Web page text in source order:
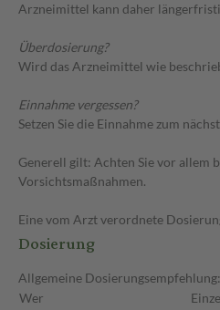
Arzneimittel kann daher
Überdosierung?
Wird das Arzneimittel wie
Einnahme vergessen?
Setzen Sie die Einnahme zum
Generell gilt: Achten Sie vor allem
Vorsichtsmaßnahmen.
Eine vom Arzt verordnete
Dosierung
Allgemeine Dosierungsempfehlung:
Wer